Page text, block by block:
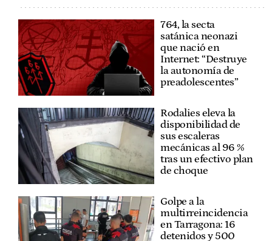
764, la secta
satánica neonazi
que nació en
Internet: “Destruye
la autonomía de
preadolescentes”
Rodalies eleva la
disponibilidad de
sus escaleras
mecánicas al 96 %
tras un efectivo plan
de choque
Golpe a la
multirreincidencia
en Tarragona: 16
detenidos y 500